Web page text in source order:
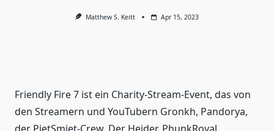
Matthew S. Keitt Apr 15, 2023
Friendly Fire 7 ist ein Charity-Stream-Event, das von
den Streamern und YouTubern Gronkh, Pandorya,